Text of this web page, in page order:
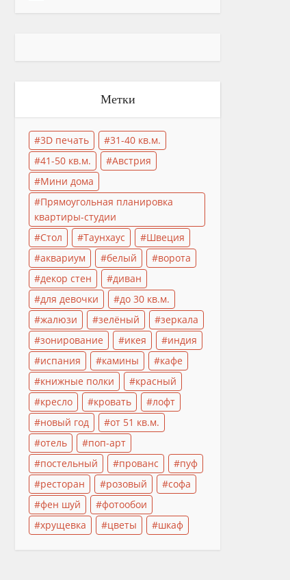
Метки
3D печать
31-40 кв.м.
41-50 кв.м.
Австрия
Мини дома
Прямоугольная планировка
квартиры-студии
Стол
Таунхаус
Швеция
аквариум
белый
ворота
декор стен
диван
для девочки
до 30 кв.м.
жалюзи
зелёный
зеркала
зонирование
икея
индия
испания
камины
кафе
книжные полки
красный
кресло
кровать
лофт
новый год
от 51 кв.м.
отель
поп-арт
постельный
прованс
пуф
ресторан
розовый
софа
фен шуй
фотообои
хрущевка
цветы шкаф